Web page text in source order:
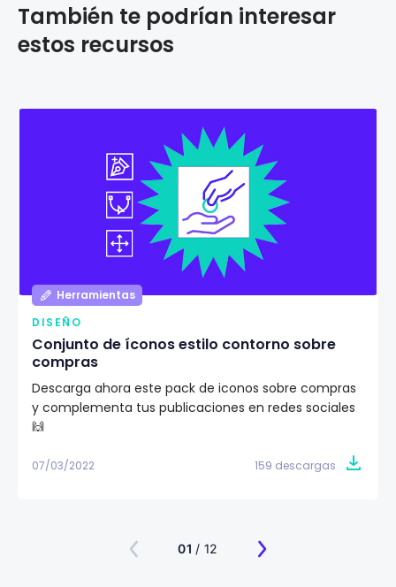
También te podrían interesar
estos recursos
Herramientas
DISEÑO
Conjunto de íconos estilo contorno sobre
compras
Descarga ahora este pack de iconos sobre compras
y complementa tus publicaciones en redes sociales
🙌
07/03/2022 159 descargas
01 / 12